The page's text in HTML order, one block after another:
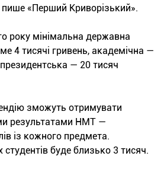
«Перший Криворізький».
року мінімальна державна
4 тисячі гривень, академічна —
президентська — 20 тисяч
зможуть отримувати
результатами НМТ —
із кожного предмета.
буде близько 3 тисяч.